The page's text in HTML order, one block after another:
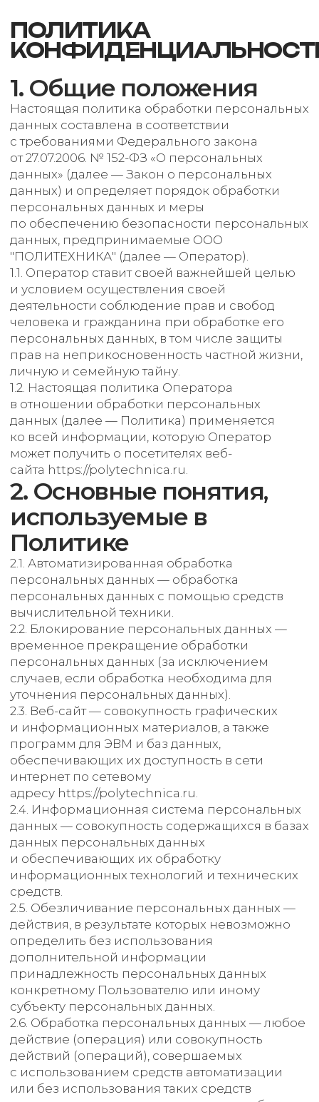
ПОЛИТИКА
КОНФИДЕНЦИАЛЬНОСТИ
1. Общие положения
Настоящая политика обработки персональных
данных составлена в соответствии
с требованиями Федерального закона
от 27.07.2006. № 152-ФЗ «О персональных
данных» (далее — Закон о персональных
данных) и определяет порядок обработки
персональных данных и меры
по обеспечению безопасности персональных
данных, предпринимаемые ООО
"ПОЛИТЕХНИКА" (далее — Оператор).
1.1. Оператор ставит своей важнейшей целью
и условием осуществления своей
деятельности соблюдение прав и свобод
человека и гражданина при обработке его
персональных данных, в том числе защиты
прав на неприкосновенность частной жизни,
личную и семейную тайну.
1.2. Настоящая политика Оператора
в отношении обработки персональных
данных (далее — Политика) применяется
ко всей информации, которую Оператор
может получить о посетителях веб-
сайта https://polytechnica.ru.
2. Основные понятия,
используемые в
Политике
2.1. Автоматизированная обработка
персональных данных — обработка
персональных данных с помощью средств
вычислительной техники.
2.2. Блокирование персональных данных —
временное прекращение обработки
персональных данных (за исключением
случаев, если обработка необходима для
уточнения персональных данных).
и информационных материалов, а также
программ для ЭВМ и баз данных,
обеспечивающих их доступность в сети
адресу https://polytechnica.ru.
2.4. Информационная система персональных
данных персональных данных
и обеспечивающих их обработку
информационных технологий и технических
2.5. Обезличивание персональных данных —
действия, в результате которых невозможно
определить без использования
дополнительной информации
принадлежность персональных данных
конкретному Пользователю или иному
субъекту персональных данных.
2.6. Обработка персональных данных — любое
действие (операция) или совокупность
действий (операций), совершаемых
с использованием средств автоматизации
или без использования таких средств
с персональными данными, включая сбор,
запись, систематизацию, накопление,
хранение, уточнение (обновление,
изменение), извлечение, использование,
доступ), обезличивание, блокирование,
удаление, уничтожение персональных
данных.
2.7. Оператор — государственный орган,
муниципальный орган, юридическое или
физическое лицо, самостоятельно или
совместно с другими лицами организующие
и/или осуществляющие обработку
персональных данных, а также определяющие
цели обработки персональных данных, состав
персональных данных, подлежащих
обработке, действия (операции),
совершаемые с персональными данными.
2.8. Персональные данные — любая
информация, относящаяся прямо или
косвенно к определенному или
определяемому Пользователю веб-
сайта https://polytechnica.ru.
2.9. Персональные данные, разрешенные
субъектом персональных данных для
распространения, — персональные данные,
доступ неограниченного круга лиц к которым